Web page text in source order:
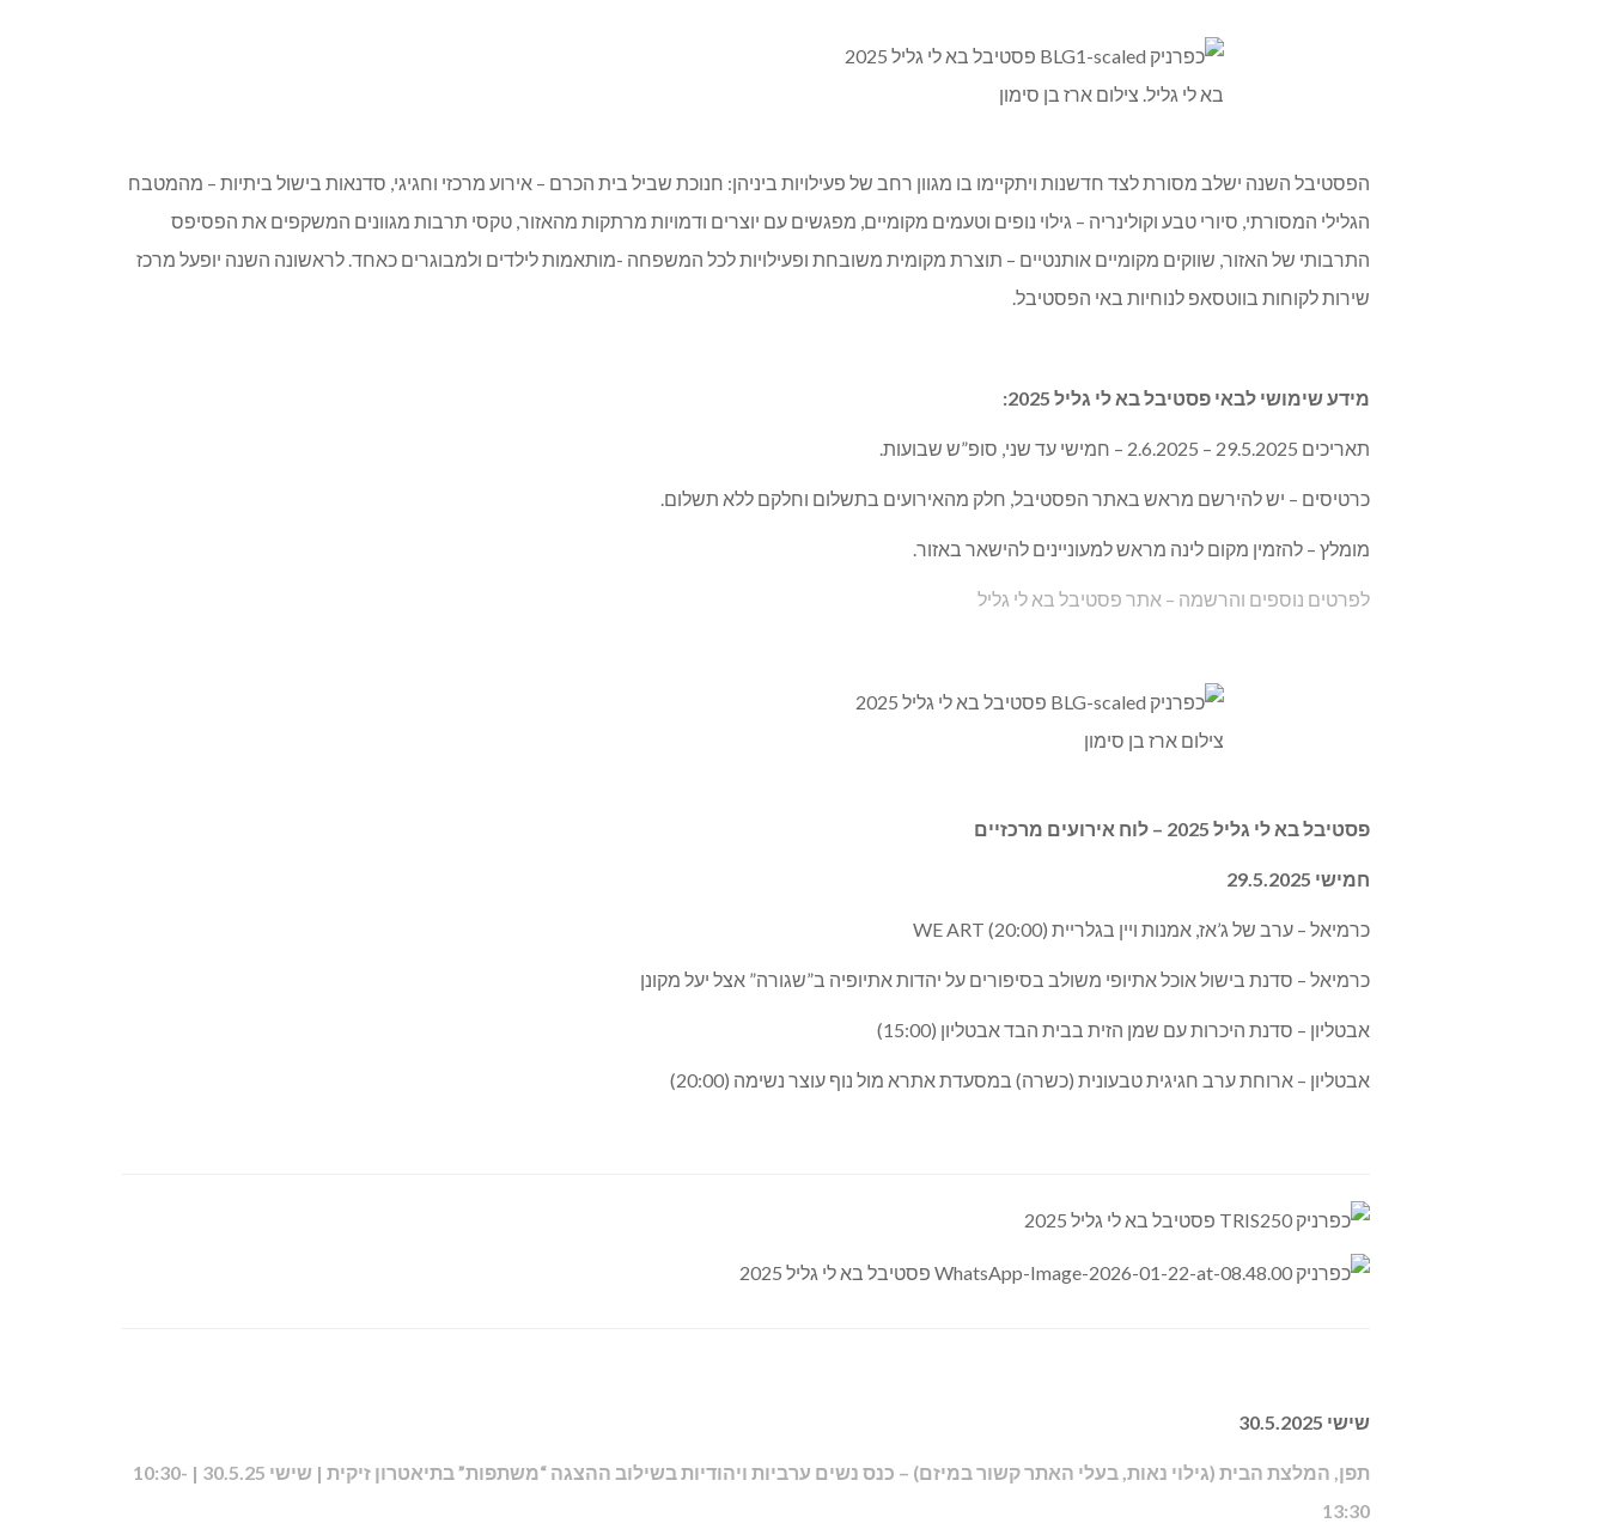
בא לי גליל. צילום ארז בן סימון
הפסטיבל השנה ישלב מסורת לצד חדשנות ויתקיימו בו מגוון רחב של פעילויות ביניהן: חנוכת שביל בית הכרם – אירוע מרכזי וחגיגי, סדנאות בישול ביתיות – מהמטבח
הגלילי המסורתי, סיורי טבע וקולינריה – גילוי נופים וטעמים מקומיים, מפגשים עם יוצרים ודמויות מרתקות מהאזור, טקסי תרבות מגוונים המשקפים את הפסיפס
התרבותי של האזור, שווקים מקומיים אותנטיים – תוצרת מקומית משובחת ופעילויות לכל המשפחה -מותאמות לילדים ולמבוגרים כאחד. לראשונה השנה יופעל מרכז
שירות לקוחות בווטסאפ לנוחיות באי הפסטיבל.
מידע שימושי לבאי פסטיבל בא לי גליל 2025:
תאריכים 29.5.2025 – 2.6.2025 – חמישי עד שני, סופ”ש שבועות.
כרטיסים – יש להירשם מראש באתר הפסטיבל, חלק מהאירועים בתשלום וחלקם ללא תשלום.
מומלץ – להזמין מקום לינה מראש למעוניינים להישאר באזור.
לפרטים נוספים והרשמה – אתר פסטיבל בא לי גליל
צילום ארז בן סימון
פסטיבל בא לי גליל 2025 – לוח אירועים מרכזיים
חמישי 29.5.2025
כרמיאל – ערב של ג’אז, אמנות ויין בגלריית WE ART (20:00)
כרמיאל – סדנת בישול אוכל אתיופי משולב בסיפורים על יהדות אתיופיה ב”שגורה” אצל יעל מקונן
אבטליון – סדנת היכרות עם שמן הזית בבית הבד אבטליון (15:00)
אבטליון – ארוחת ערב חגיגית טבעונית (כשרה) במסעדת אתרא מול נוף עוצר נשימה (20:00)
שישי 30.5.2025
תפן, המלצת הבית (גילוי נאות, בעלי האתר קשור במיזם) – כנס נשים ערביות ויהודיות בשילוב ההצגה “משתפות” בתיאטרון זיקית | שישי 30.5.25 | 10:30-
13:30